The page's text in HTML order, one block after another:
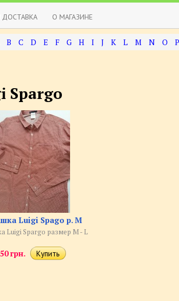
ДОСТАВКА О МАГАЗИНЕ
B C D E F G H I J K L M N O P
Spargo
Luigi Spago р. M
Luigi Spargo размер M - L
грн.